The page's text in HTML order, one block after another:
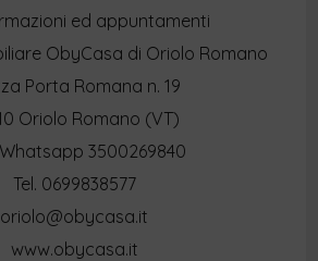
ed appuntamenti
ObyCasa di Oriolo Romano
Porta Romana n. 19
Oriolo Romano (VT)
3500269840
Tel. 0699838577
oriolo@obycasa.it
www.obycasa.it